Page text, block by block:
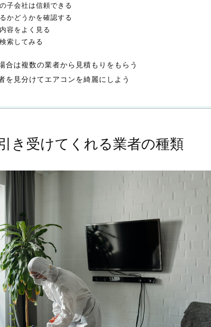
子会社は信頼できる
かどうかを確認する
容をよく見る
索してみる
合は複数の業者から見積もりをもらう
を見分けてエアコンを綺麗にしよう
き受けてくれる業者の種類